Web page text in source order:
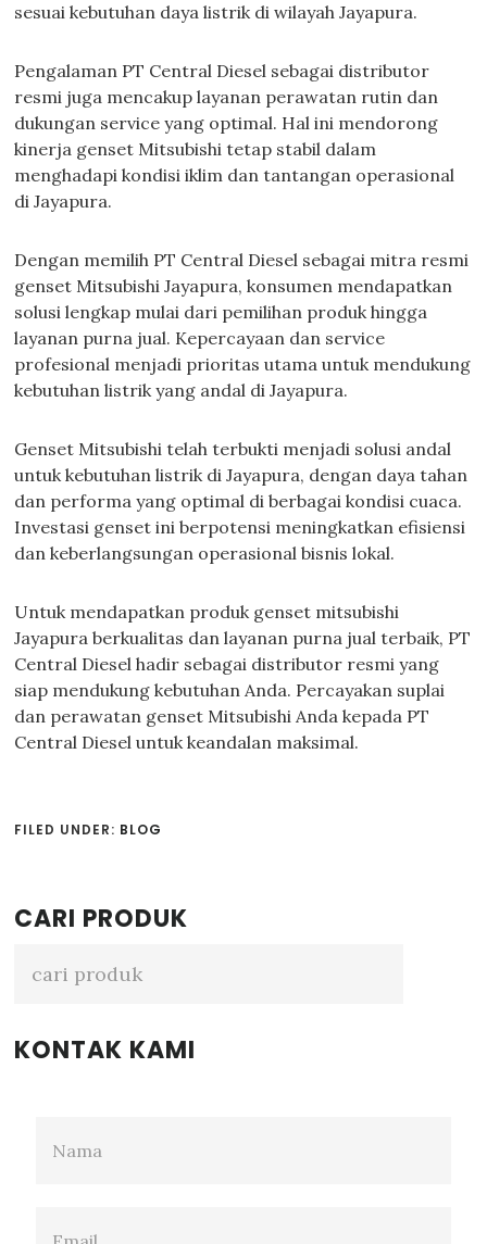
sesuai kebutuhan daya listrik di wilayah Jayapura.
Pengalaman PT Central Diesel sebagai distributor
resmi juga mencakup layanan perawatan rutin dan
dukungan service yang optimal. Hal ini mendorong
kinerja genset Mitsubishi tetap stabil dalam
menghadapi kondisi iklim dan tantangan operasional
di Jayapura.
Dengan memilih PT Central Diesel sebagai mitra resmi
genset Mitsubishi Jayapura, konsumen mendapatkan
solusi lengkap mulai dari pemilihan produk hingga
layanan purna jual. Kepercayaan dan service
profesional menjadi prioritas utama untuk mendukung
kebutuhan listrik yang andal di Jayapura.
Genset Mitsubishi telah terbukti menjadi solusi andal
untuk kebutuhan listrik di Jayapura, dengan daya tahan
dan performa yang optimal di berbagai kondisi cuaca.
Investasi genset ini berpotensi meningkatkan efisiensi
dan keberlangsungan operasional bisnis lokal.
Untuk mendapatkan produk genset mitsubishi
Jayapura berkualitas dan layanan purna jual terbaik, PT
Central Diesel hadir sebagai distributor resmi yang
siap mendukung kebutuhan Anda. Percayakan suplai
dan perawatan genset Mitsubishi Anda kepada PT
Central Diesel untuk keandalan maksimal.
FILED UNDER: BLOG
Primary
Sidebar
CARI PRODUK
KONTAK KAMI